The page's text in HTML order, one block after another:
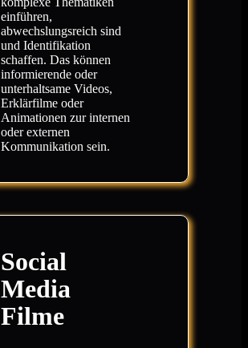
einführen,
abwechslungsreich sind
und Identifikation
schaffen. Das können
informierende oder
unterhaltsame Videos,
Erklärfilme oder
Animationen zur internen
oder externen
Kommunikation sein.
Social
Media
Filme